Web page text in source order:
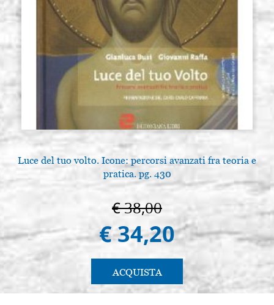
Luce del tuo volto. Icone: percorsi avanzati fra teoria e
pratica. pg. 430
€ 38,00
€ 34,20
ACQUISTA